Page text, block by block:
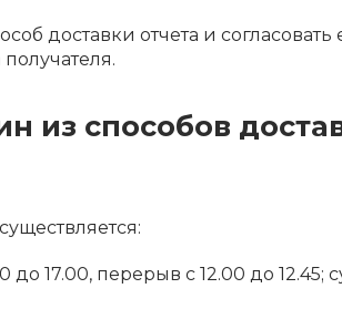
доставки отчета и
из способов
до 17.00, перерыв с 12.00 до